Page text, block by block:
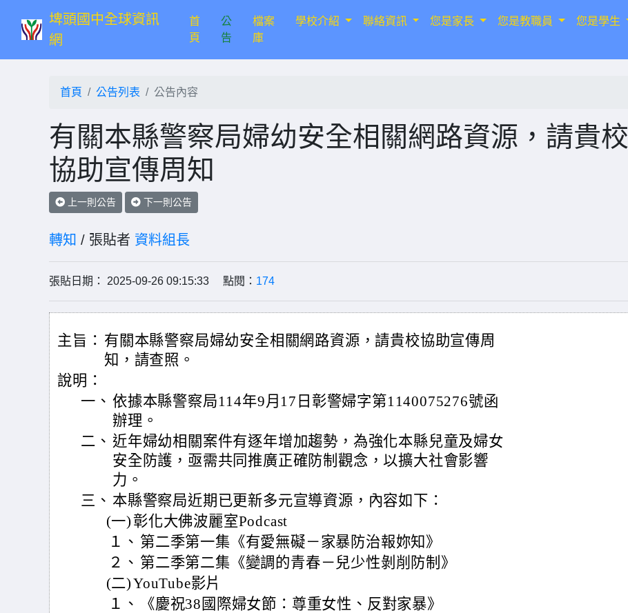
埤頭國中全球資訊
網
首
頁(current)
公
告
檔案
庫
學校介紹 聯絡資訊 您是家長 您是教職員 您是學生
首頁 公告列表 公告內容
有關本縣警察局婦幼安全相關網路資源，請貴校
協助宣傳周知
上一則公告 下一則公告
轉知 / 張貼者 資料組長
張貼日期： 2025-09-26 09:15:33 點閱： 174
主旨： 有關本縣警察局婦幼安全相關網路資源，請貴校協助宣傳周
知，請查照。
說明：
一、 依據本縣警察局114年9月17日彰警婦字第1140075276號函
辦理。
二、 近年婦幼相關案件有逐年增加趨勢，為強化本縣兒童及婦女
安全防護，亟需共同推廣正確防制觀念，以擴大社會影響
力。
三、 本縣警察局近期已更新多元宣導資源，內容如下：
(一)彰化大佛波麗室Podcast
１、 第二季第一集《有愛無礙－家暴防治報妳知》
２、 第二季第二集《變調的青春－兒少性剝削防制》
(二)YouTube影片
１、
《慶祝38國際婦女節：尊重女性、反對家暴》